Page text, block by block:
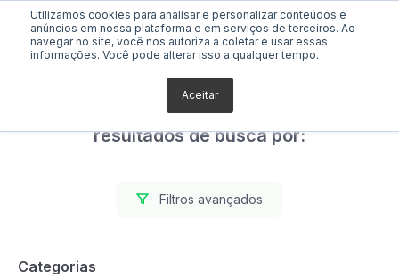
Utilizamos cookies para analisar e personalizar conteúdos e
anúncios em nossa plataforma e em serviços de terceiros. Ao
navegar no site, você nos autoriza a coletar e usar essas
informações. Você pode alterar isso a qualquer tempo.
Aceitar
Foram encontrados 0
resultados de busca por:
Filtros avançados
Categorias